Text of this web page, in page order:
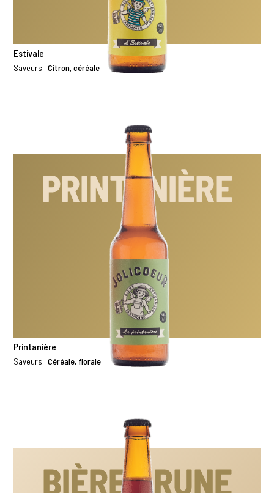
Estivale
Saveurs :Citron, céréale
PRINTANIÈRE
Printanière
Saveurs :Céréale, florale
BIÈRE BRUNE